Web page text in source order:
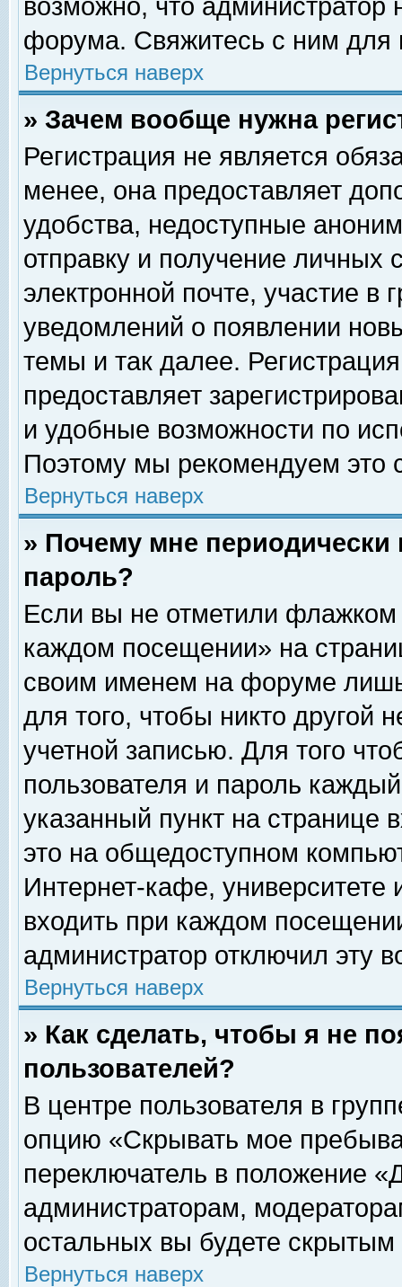
возможно, что
форума. Свяжитесь с ним для
Вернуться наверх
» Зачем вообще нужна
Регистрация не является
менее, она предоставляет
удобства, недоступные
отправку и получение личных
электронной почте, участие в
уведомлений о появлении
темы и так далее.
предоставляет
и удобные возможности по
Поэтому мы рекомендуем это
Вернуться наверх
» Почему мне
пароль?
Если вы не отметили флажком
каждом посещении» на
своим именем на форуме
для того, чтобы никто другой
учетной записью. Для того
пользователя и пароль
указанный пункт на
это на общедоступном
Интернет-кафе, университете
входить при каждом
администратор отключил эту
Вернуться наверх
» Как сделать, чтобы я не
пользователей?
В центре пользователя в
опцию «Скрывать мое
переключатель в положение
администраторам,
остальных вы будете скрытым
Вернуться наверх